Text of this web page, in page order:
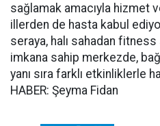
sağlamak amacıyla hizmet
illerden de hasta kabul
seraya, halı sahadan
imkana sahip merkezde,
yanı sıra farklı etkinliklerle
HABER: Şeyma Fidan